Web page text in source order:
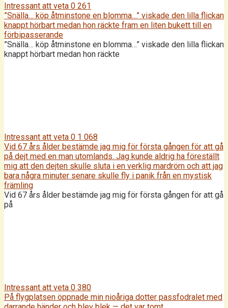
Intressant att veta 0 261
”Snälla… köp åtminstone en blomma…” viskade den lilla flickan
knappt hörbart medan hon räckte fram en liten bukett till en
förbipasserande
”Snälla… köp åtminstone en blomma…” viskade den lilla flickan
knappt hörbart medan hon räckte
Intressant att veta 0 1 068
Vid 67 års ålder bestämde jag mig för första gången för att gå
på dejt med en man utomlands. Jag kunde aldrig ha föreställt
mig att den dejten skulle sluta i en verklig mardröm och att jag
bara några minuter senare skulle fly i panik från en mystisk
främling
Vid 67 års ålder bestämde jag mig för första gången för att gå
på
Intressant att veta 0 380
På flygplatsen öppnade min nioåriga dotter passfodralet med